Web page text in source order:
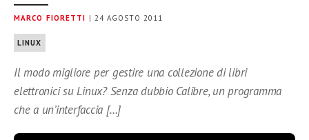
MARCO FIORETTI | 24 AGOSTO 2011
LINUX
Il modo migliore per gestire una collezione di libri
elettronici su Linux? Senza dubbio Calibre, un programma
che a un’interfaccia […]